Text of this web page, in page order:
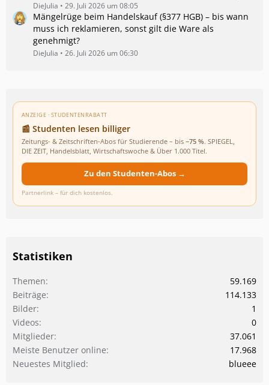
DieJulia 29. Juli 2026 um 08:05
Mängelrüge beim Handelskauf (§377 HGB) – bis wann
muss ich reklamieren, sonst gilt die Ware als
genehmigt?
DieJulia 26. Juli 2026 um 06:30
ANZEIGE · STUDENTENRABATT
📰 Studenten lesen billiger
Zeitungs- & Zeitschriften-Abos für Studierende – bis −75 %. SPIEGEL,
DIE ZEIT, Handelsblatt, Wirtschaftswoche & Über 1.000 Titel.
Zu den Studenten-Abos →
Partnerlink – für dich kostenlos.
Statistiken
Themen
59.169
Beiträge
114.133
Bilder
1
Videos
0
Mitglieder
37.061
Meiste Benutzer online
17.968
Neuestes Mitglied
blueee